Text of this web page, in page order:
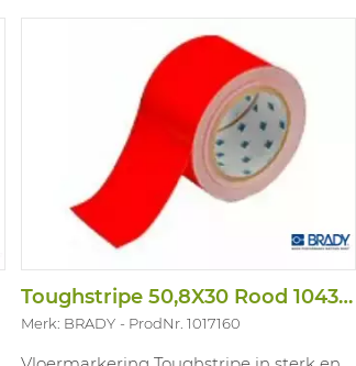
Toughstripe 50,8X30 Rood 104313
Merk: BRADY ProdNr. 1017160